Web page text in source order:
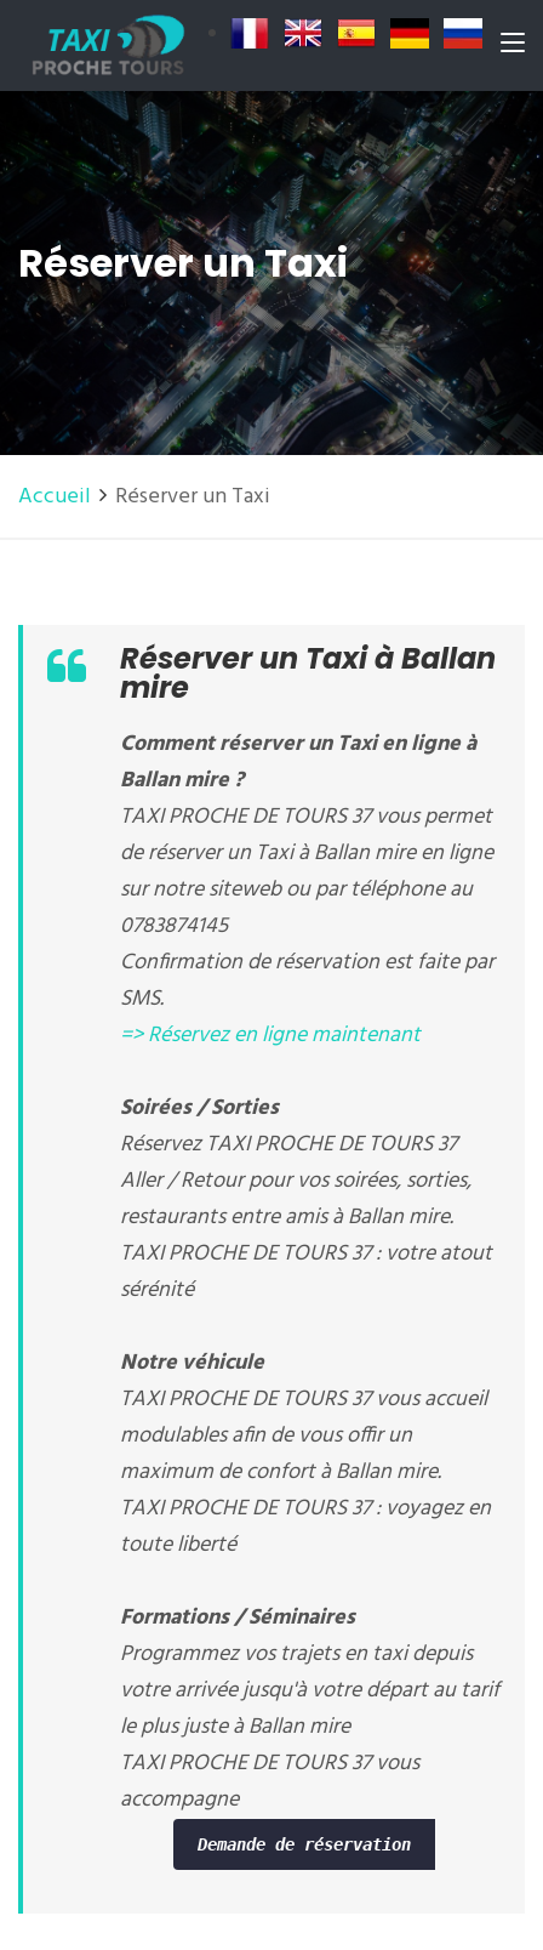
Réserver un Taxi
Accueil Réserver un Taxi
Réserver un Taxi à Ballan
mire
Comment réserver un Taxi en ligne à
Ballan mire ?
TAXI PROCHE DE TOURS 37 vous permet
de réserver un Taxi à Ballan mire en ligne
sur notre siteweb ou par téléphone au
0783874145
Confirmation de réservation est faite par
SMS.
=> Réservez en ligne maintenant
Soirées / Sorties
Réservez TAXI PROCHE DE TOURS 37
Aller / Retour pour vos soirées, sorties,
restaurants entre amis à Ballan mire.
TAXI PROCHE DE TOURS 37 : votre atout
sérénité
Notre véhicule
TAXI PROCHE DE TOURS 37 vous accueil
modulables afin de vous offir un
maximum de confort à Ballan mire.
TAXI PROCHE DE TOURS 37 : voyagez en
toute liberté
Formations / Séminaires
Programmez vos trajets en taxi depuis
votre arrivée jusqu'à votre départ au tarif
le plus juste à Ballan mire
TAXI PROCHE DE TOURS 37 vous
accompagne
Demande de réservation